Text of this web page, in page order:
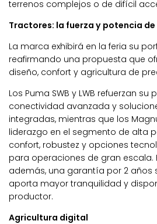
terrenos complejos o de difícil
Tractores: la fuerza y potencia
La marca exhibirá en la feria su
reafirmando una propuesta que
diseño, confort y agricultura de
Los Puma SWB y LWB refuerzan su
conectividad avanzada y
integradas, mientras que los
liderazgo en el segmento de alta
confort, robustez y opciones
para operaciones de gran escala.
además, una garantía por 2 años
aporta mayor tranquilidad y
productor.
Agricultura digital